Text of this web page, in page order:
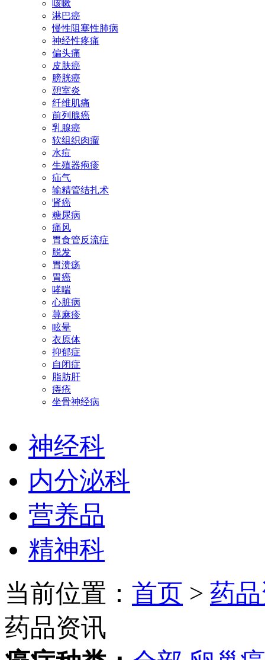
咳嗽
淋巴癌
慢性阻塞性肺病
神经性疼痛
偏头痛
皮肤癌
膀胱癌
憩室炎
纤维肌痛
前列腺癌
乳腺癌
软组织肉瘤
水痘
生殖器疱疹
疝气
输精管结扎术
肾癌
糖尿病
痛风
胃食管反流症
脱发
胃溃疡
胃癌
哮喘
心脏病
荨麻疹
眩晕
衣原体
抑郁症
自闭症
脂肪肝
痔疮
坐骨神经病
神经科
内分泌科
营养品
精神科
当前位置： 首页 > 药
药品资讯